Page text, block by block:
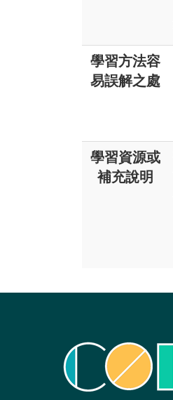
學習方法容
易誤解之處
學習資源或
補充說明